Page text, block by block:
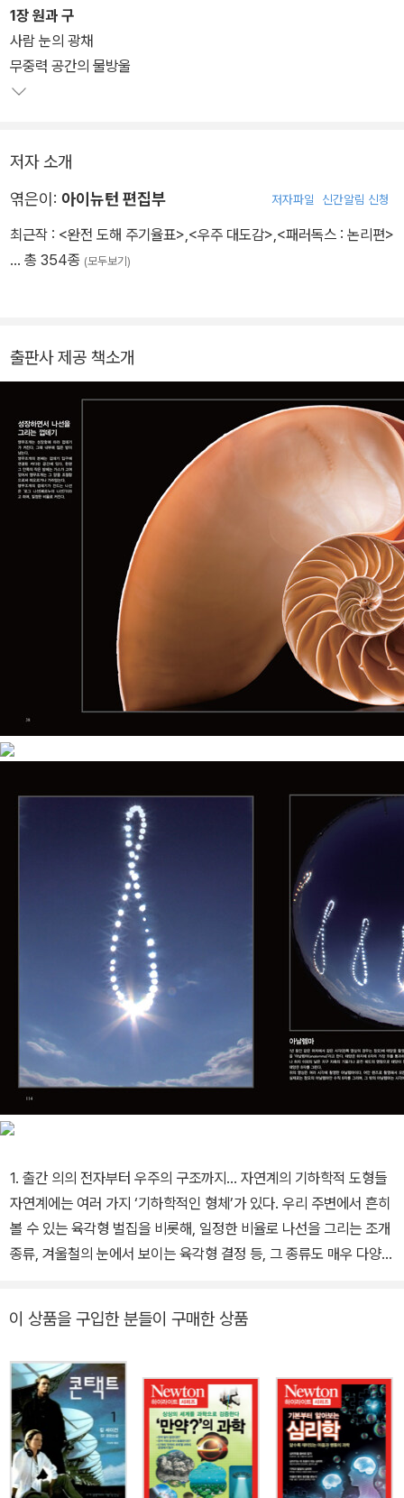
자, 원자 단위의 물질에도 기하학적 도형이 나타나며, 우리 몸속의 D
NA 역시 마찬가지이다. 그런가 하면 반대로 우주 규모의 엄청난 크기
를 가진 기하학적 도형도 있다. 은하의 소용돌이, 그리고 신비한 8자
모양을 그리는 태양의 연중 움직임 등이 바로 그것이다.
터 우주 규모의 구조에 이르기까지, 다양한 크기와 형태로 나타나는
자연계의 기하학적 도형을 소개한다.
1장 원과 구
사람 눈의 광채
무중력 공간의 물방울
저자 소개
엮은이: 아이뉴턴 편집부 저자파일 신간알림 신청
최근작 : <완전 도해 주기율표> <우주 대도감> <패러독스 : 논리편>
… 총 354종 (모두보기)
출판사 제공 책소개
1. 출간 의의 전자부터 우주의 구조까지… 자연계의 기하학적 도형들
자연계에는 여러 가지 ‘기하학적인 형체’가 있다. 우리 주변에서 흔히
볼 수 있는 육각형 벌집을 비롯해, 일정한 비율로 나선을 그리는 조개
종류, 겨울철의 눈에서 보이는 육각형 결정 등, 그 종류도 매우 다양하
DNA 역시 마찬가지이다. 그런가 하면 반대로 우주 규모의 엄청난 크
자 모양을 그리는 태양의 연중 움직임 등이 바로 그것이다. 이처럼 이
책에서는 맨눈으로는 볼 수 없을 정도로 작은 물질에서부터 우주 규
모의 구조에 이르기까지, 다양한 크기와 형태로 나타나는 자연계의
기하학적 도형을 소개한다. 제1장에서는 구(球)와 원을 다룬다. 무중
력 공간에 떠 있는 물방울은 자연 상태에 구가 생기는 예이다. 그리고
이 상품을 구입한 분들이 구매한 상품